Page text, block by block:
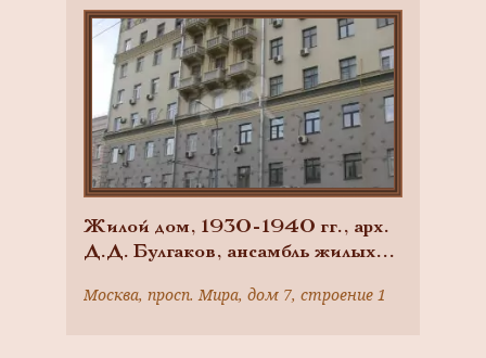
Жилой дом, 1930-1940 гг., арх.
Д.Д. Булгаков, ансамбль жилых
Москва, просп. Мира, дом 7, строение 1